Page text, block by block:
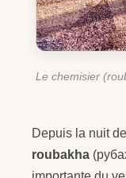
Le chemisier
Depuis la nuit
roubakha